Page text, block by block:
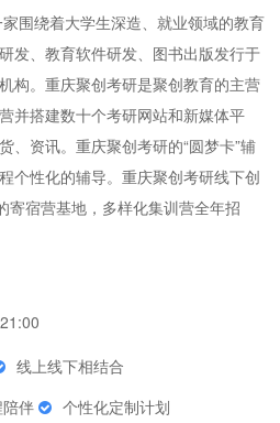
围绕着大学生深造、就业领域的教育
发、教育软件研发、图书出版发行于
构。重庆聚创考研是聚创教育的主营
并搭建数十个考研网站和新媒体平
、资讯。重庆聚创考研的“圆梦卡”辅
个性化的辅导。重庆聚创考研线下创
寄宿营基地，多样化集训营全年招
线上线下相结合
伴
个性化定制计划